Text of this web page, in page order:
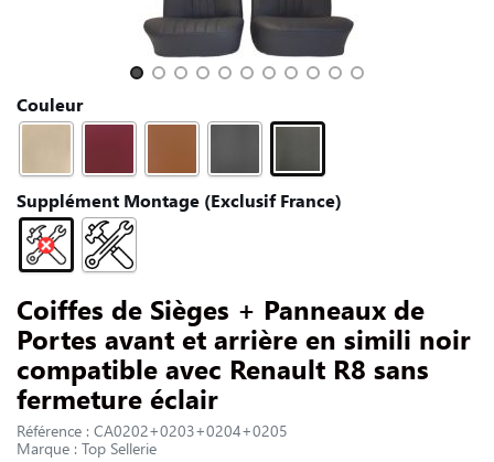
Slide 1 of 11
Couleur
Supplément Montage (Exclusif France)
Coiffes de Sièges + Panneaux de
Portes avant et arrière en simili noir
compatible avec Renault R8 sans
fermeture éclair
Référence : CA0202+0203+0204+0205
Marque : Top Sellerie